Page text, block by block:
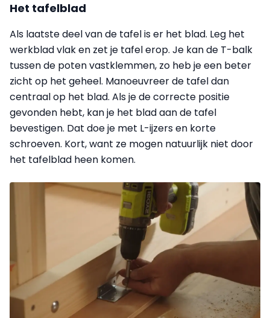
Het tafelblad
Als laatste deel van de tafel is er het blad. Leg het
werkblad vlak en zet je tafel erop. Je kan de T-balk
tussen de poten vastklemmen, zo heb je een beter
zicht op het geheel. Manoeuvreer de tafel dan
centraal op het blad. Als je de correcte positie
gevonden hebt, kan je het blad aan de tafel
bevestigen. Dat doe je met L-ijzers en korte
schroeven. Kort, want ze mogen natuurlijk niet door
het tafelblad heen komen.